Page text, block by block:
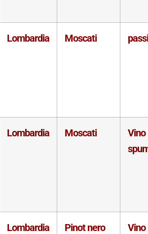
Lombardia Moscati
Lombardia Moscati
Vino
Lombardia Pinot nero
Vino